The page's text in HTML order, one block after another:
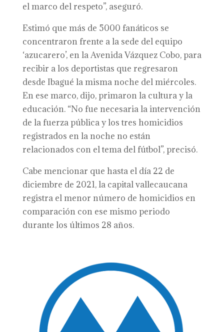
el marco del respeto”, aseguró.
Estimó que más de 5000 fanáticos se
concentraron frente a la sede del equipo
‘azucarero’, en la Avenida Vázquez Cobo, para
recibir a los deportistas que regresaron
desde Ibagué la misma noche del miércoles.
En ese marco, dijo, primaron la cultura y la
educación. “No fue necesaria la intervención
de la fuerza pública y los tres homicidios
registrados en la noche no están
relacionados con el tema del fútbol”, precisó.
Cabe mencionar que hasta el día 22 de
diciembre de 2021, la capital vallecaucana
registra el menor número de homicidios en
comparación con ese mismo periodo
durante los últimos 28 años.